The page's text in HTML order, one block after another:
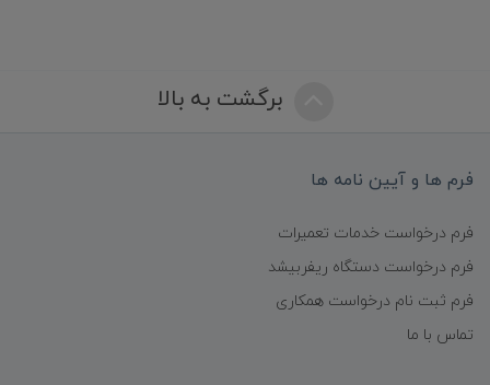
برگشت به بالا
فرم ها و آیین نامه ها
فرم درخواست خدمات تعمیرات
فرم درخواست دستگاه ریفربیشد
فرم ثبت نام درخواست همکاری
تماس با ما